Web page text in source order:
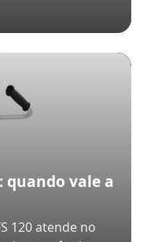
quando vale a
120 atende no